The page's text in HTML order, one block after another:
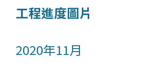
工程進度圖片
2020年11月